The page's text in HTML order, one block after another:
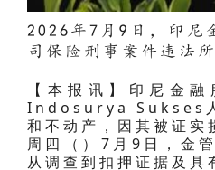
2026年7月9日，印
司保险刑事案件违法
【本报讯】印尼金
Indosurya Sukses人
和不动产，因其被证实
周四（）7月9日，金
从调查到扣押证据及具